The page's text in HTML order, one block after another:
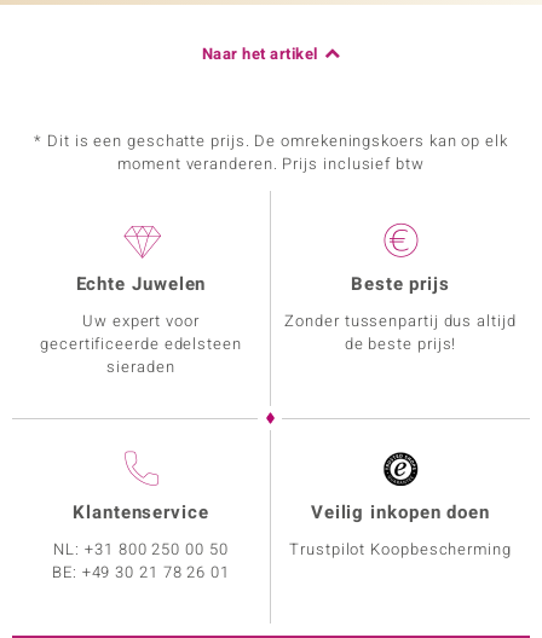
Naar het artikel
* Dit is een geschatte prijs. De omrekeningskoers kan op elk
moment veranderen. Prijs inclusief btw
Echte Juwelen
Uw expert voor
gecertificeerde edelsteen
sieraden
Beste prijs
Zonder tussenpartij dus altijd
de beste prijs!
Klantenservice
NL:+31 800 250 00 50
BE: +49 30 21 78 26 01
Veilig inkopen doen
Trustpilot Koopbescherming